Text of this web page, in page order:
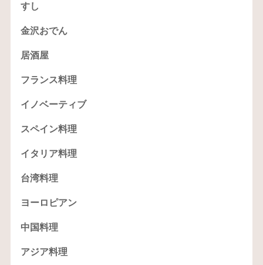
すし
金沢おでん
居酒屋
フランス料理
イノベーティブ
スペイン料理
イタリア料理
台湾料理
ヨーロピアン
中国料理
アジア料理